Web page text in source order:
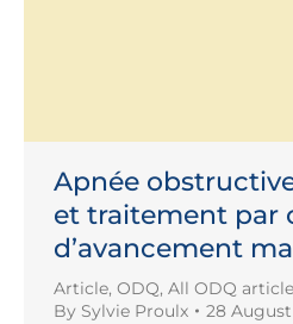
Apnée
et traitement par
d’avancement
Article, ODQ, All ODQ
By Sylvie Proulx 28